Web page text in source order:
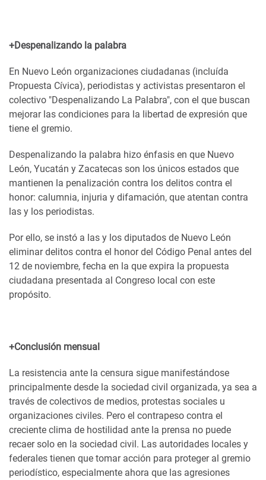
+Despenalizando la palabra
En Nuevo León organizaciones ciudadanas (incluída
Propuesta Cívica), periodistas y activistas presentaron el
colectivo "Despenalizando La Palabra", con el que buscan
mejorar las condiciones para la libertad de expresión que
tiene el gremio.
Despenalizando la palabra hizo énfasis en que Nuevo
León, Yucatán y Zacatecas son los únicos estados que
mantienen la penalización contra los delitos contra el
honor: calumnia, injuria y difamación, que atentan contra
las y los periodistas.
Por ello, se instó a las y los diputados de Nuevo León
eliminar delitos contra el honor del Código Penal antes del
12 de noviembre, fecha en la que expira la propuesta
ciudadana presentada al Congreso local con este
propósito.
+Conclusión mensual
La resistencia ante la censura sigue manifestándose
principalmente desde la sociedad civil organizada, ya sea a
través de colectivos de medios, protestas sociales u
organizaciones civiles. Pero el contrapeso contra el
creciente clima de hostilidad ante la prensa no puede
recaer solo en la sociedad civil. Las autoridades locales y
federales tienen que tomar acción para proteger al gremio
periodístico, especialmente ahora que las agresiones